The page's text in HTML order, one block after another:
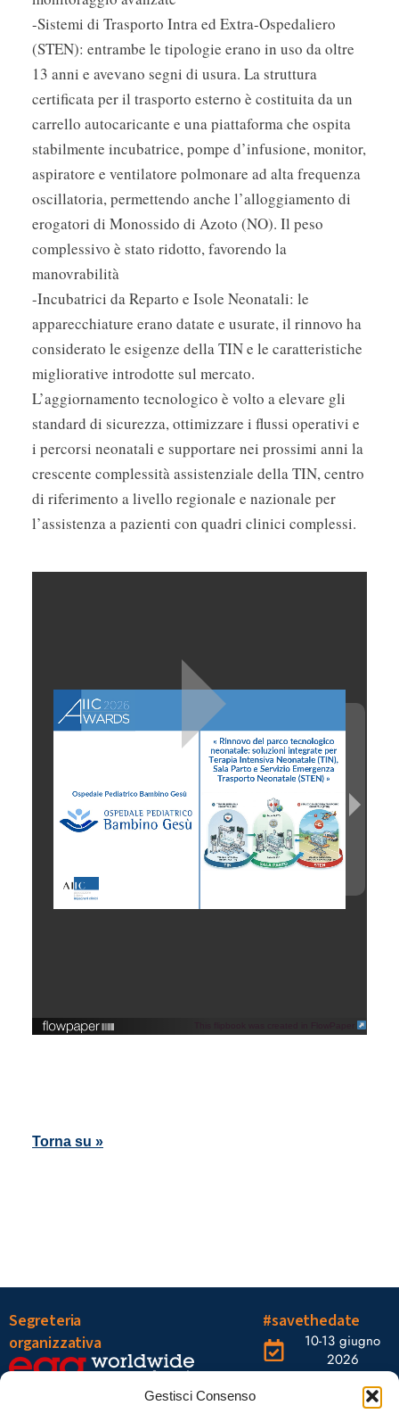
Gestisci Consenso
-Sistemi di Trasporto Intra ed Extra-Ospedaliero
(STEN): entrambe le tipologie erano in uso da oltre
13 anni e avevano segni di usura. La struttura
certificata per il trasporto esterno è costituita da un
carrello autocaricante e una piattaforma che ospita
stabilmente incubatrice, pompe d’infusione, monitor,
aspiratore e ventilatore polmonare ad alta frequenza
oscillatoria, permettendo anche l’alloggiamento di
erogatori di Monossido di Azoto (NO). Il peso
complessivo è stato ridotto, favorendo la
manovrabilità
-Incubatrici da Reparto e Isole Neonatali: le
apparecchiature erano datate e usurate, il rinnovo ha
considerato le esigenze della TIN e le caratteristiche
migliorative introdotte sul mercato.
L’aggiornamento tecnologico è volto a elevare gli
standard di sicurezza, ottimizzare i flussi operativi e
i percorsi neonatali e supportare nei prossimi anni la
crescente complessità assistenziale della TIN, centro
di riferimento a livello regionale e nazionale per
l’assistenza a pazienti con quadri clinici complessi.
Torna su »
Segreteria
organizzativa
#savethedate
10-13 giugno
2026